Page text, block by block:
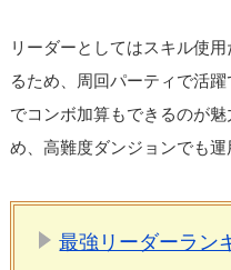
リーダーとしてはスキル使
るため、周回パーティで活
でコンボ加算もできるのが
め、高難度ダンジョンでも運
最強リーダーラン